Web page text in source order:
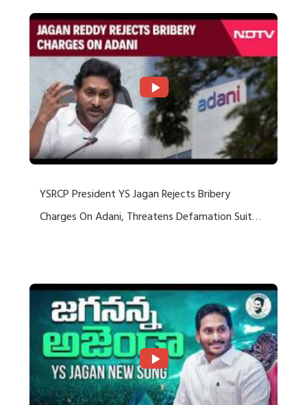
YSRCP President YS Jagan Rejects Bribery
Charges On Adani, Threatens Defamation Suit